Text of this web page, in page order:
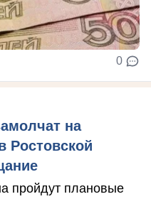
0
на
Ростовской
пройдут плановые